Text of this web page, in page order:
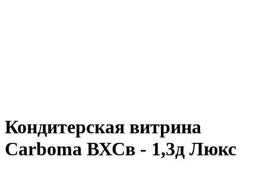
Кондитерская витрина
Carboma ВХСв - 1,3д Люкс